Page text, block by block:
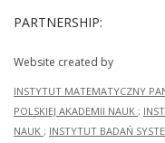
PARTNERSHIP:
Website created by
INSTYTUT MATEMATYCZNY
POLSKIEJ AKADEMII NAUK ;
NAUK ; INSTYTUT BADAŃ